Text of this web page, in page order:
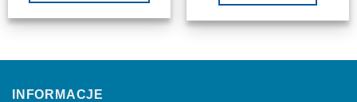
do
2
produkt
wiele
INFORMACJE